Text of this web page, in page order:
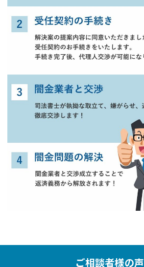
ご相談者様の声